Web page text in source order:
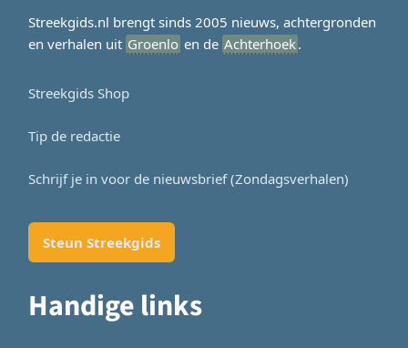
Streekgids.nl brengt sinds 2005 nieuws, achtergronden
en verhalen uit Groenlo en de Achterhoek.
Streekgids Shop
Tip de redactie
Schrijf je in voor de nieuwsbrief (Zondagsverhalen)
Steun Streekgids
Handige links